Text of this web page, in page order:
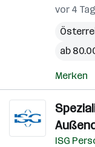
vor 4
ab
Merken
ISG